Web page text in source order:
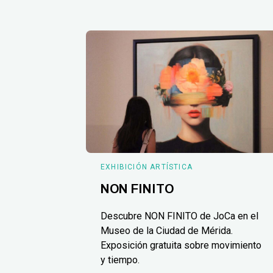
EXHIBICIÓN ARTÍSTICA
NON FINITO
Descubre NON FINITO de JoCa en el
Museo de la Ciudad de Mérida.
Exposición gratuita sobre movimiento
y tiempo.